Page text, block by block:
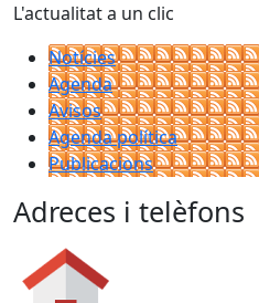
L'actualitat a un clic
Notícies
Agenda
Avisos
Agenda política
Publicacions
Adreces i telèfons